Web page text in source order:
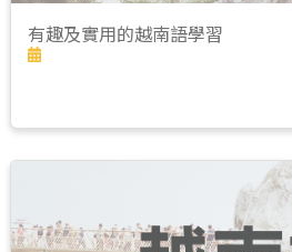
有趣及實用的越南語學習